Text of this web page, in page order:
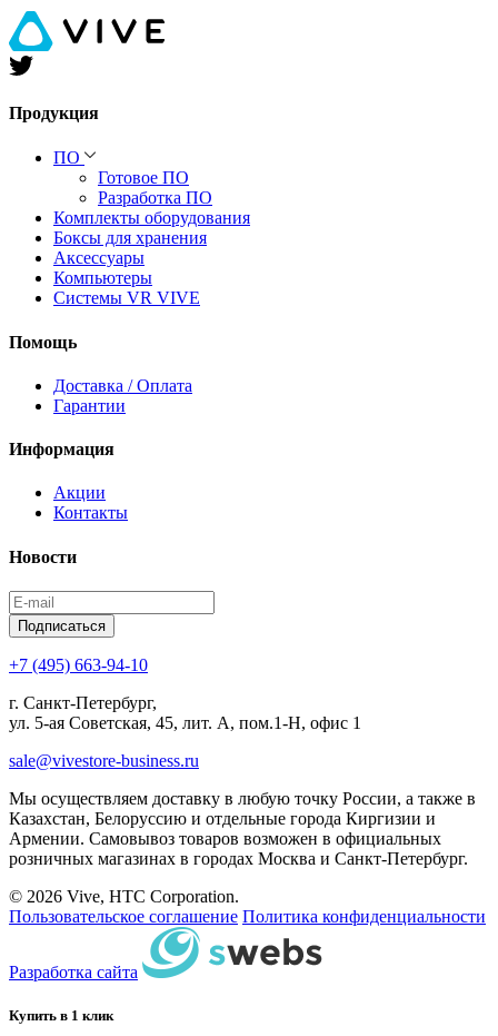
Продукция
ПО
Готовое ПО
Разработка ПО
Комплекты оборудования
Боксы для хранения
Аксессуары
Компьютеры
Системы VR VIVE
Помощь
Доставка / Оплата
Гарантии
Информация
Акции
Контакты
Новости
Подписаться
+7 (495) 663-94-10
г. Санкт-Петербург,
ул. 5-ая Советская, 45, лит. А, пом.1-Н, офис 1
sale@vivestore-business.ru
Мы осуществляем доставку в любую точку России, а также в
Казахстан, Белоруссию и отдельные города Киргизии и
Армении. Самовывоз товаров возможен в официальных
розничных магазинах в городах Москва и Санкт-Петербург.
© 2026 Vive, HTC Corporation.
Пользовательское соглашение Политика конфиденциальности
Разработка сайта
Купить в 1 клик